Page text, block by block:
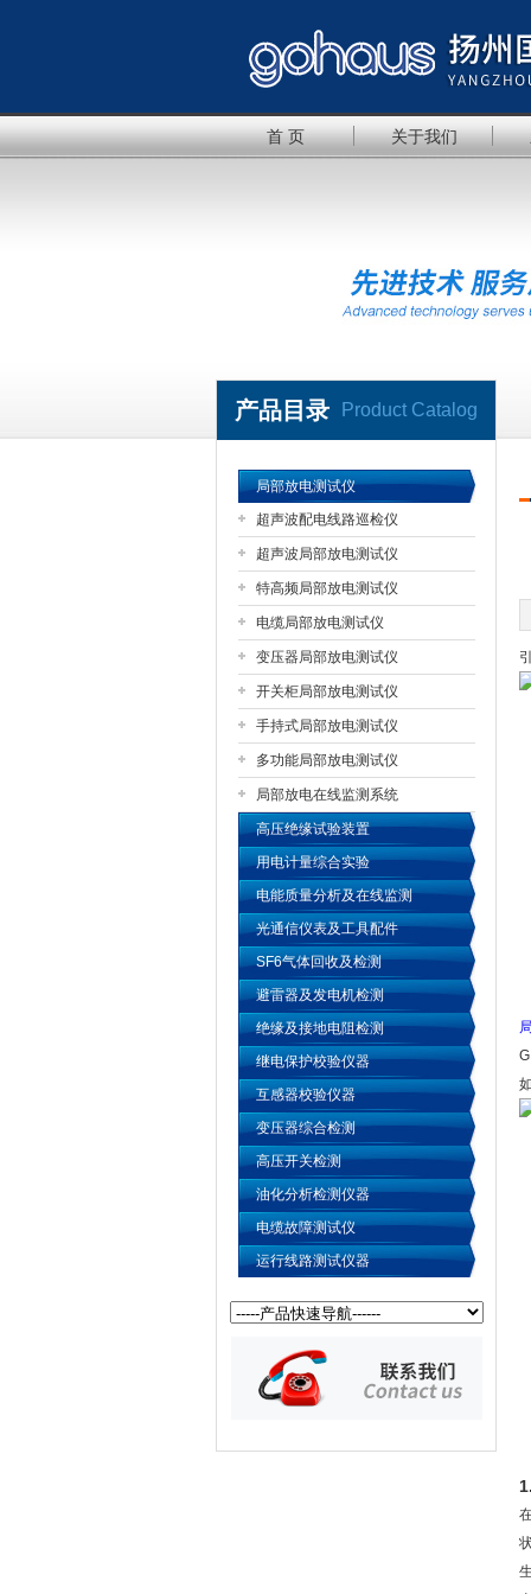
扬州国浩电气有限公司
首 页 关于我们
产品目录 Product Catalog
局部放电测试仪
超声波配电线路巡检仪
超声波局部放电测试仪
特高频局部放电测试仪
电缆局部放电测试仪
变压器局部放电测试仪
开关柜局部放电测试仪
手持式局部放电测试仪
多功能局部放电测试仪
局部放电在线监测系统
高压绝缘试验装置
用电计量综合实验
电能质量分析及在线监测
光通信仪表及工具配件
SF6气体回收及检测
避雷器及发电机检测
绝缘及接地电阻检测
继电保护校验仪器
互感器校验仪器
变压器综合检测
高压开关检测
油化分析检测仪器
电缆故障测试仪
运行线路测试仪器